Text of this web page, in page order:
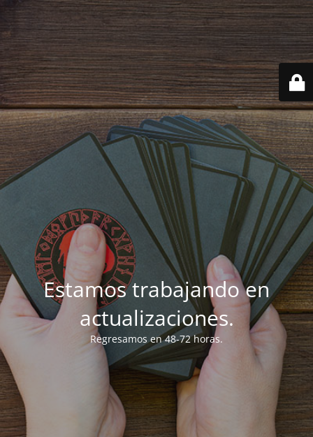
Estamos trabajando en
actualizaciones.
Regresamos en 48-72 horas.